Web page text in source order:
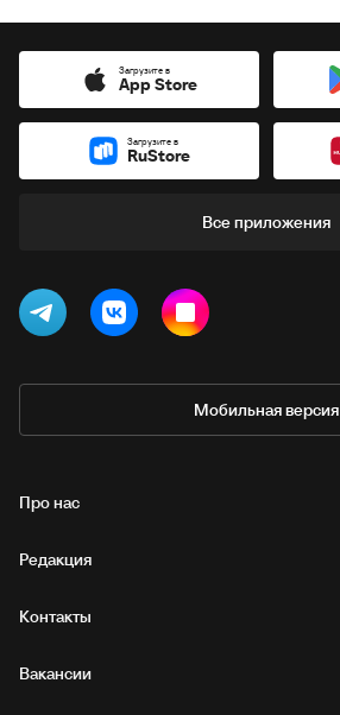
Загрузите в
App Store
Загрузите в
RuStore
Все приложения
Мобильная версия
Про нас
Редакция
Контакты
Вакансии